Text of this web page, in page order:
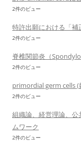
2件のビュー
特許出願における「
2件のビュー
脊椎関節炎（
2件のビュー
primordial germ cells
2件のビュー
組織論、経営理論、
ムワーク
2件のビュー